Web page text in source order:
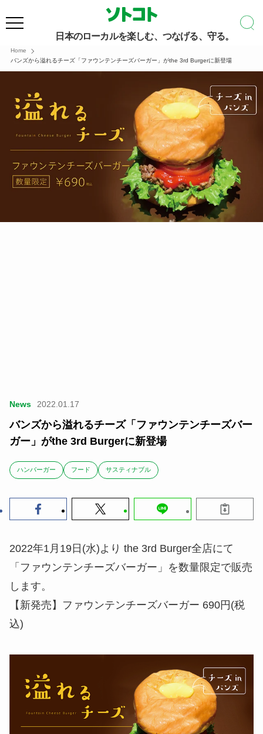
日本のローカルを楽しむ、つなげる、守る。
Home
バンズから溢れるチーズ「ファウンテンチーズバーガー」がthe 3rd Burgerに新登場
News 2022.01.17
バンズから溢れるチーズ「ファウンテンチーズバー
ガー」がthe 3rd Burgerに新登場
ハンバーガー フード サスティナブル
2022年1月19日(水)より the 3rd Burger全店にて
「ファウンテンチーズバーガー」を数量限定で販売
します。
【新発売】ファウンテンチーズバーガー 690円(税
込)